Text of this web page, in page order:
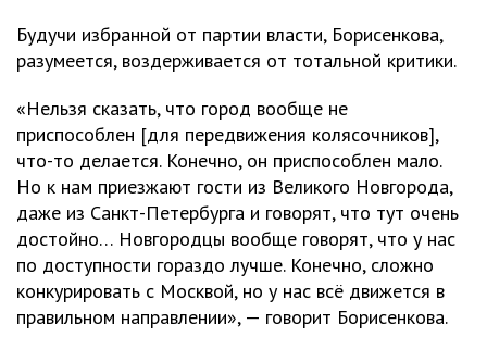
Будучи избранной от партии власти, Борисенкова,
разумеется, воздерживается от тотальной критики.
«Нельзя сказать, что город вообще не
приспособлен [для передвижения колясочников],
что-то делается. Конечно, он приспособлен мало.
Но к нам приезжают гости из Великого Новгорода,
даже из Санкт-Петербурга и говорят, что тут очень
достойно… Новгородцы вообще говорят, что у нас
по доступности гораздо лучше. Конечно, сложно
конкурировать с Москвой, но у нас всё движется в
правильном направлении», — говорит Борисенкова.